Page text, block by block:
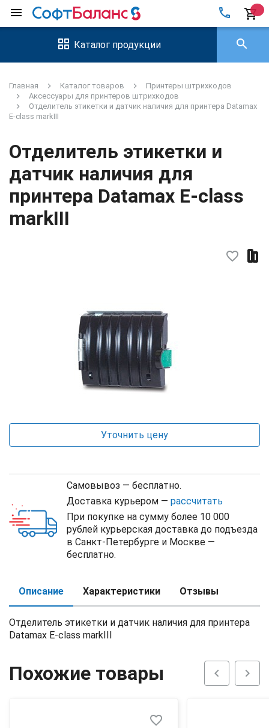
menu local_phone shopping_cart
Каталог продукции search
Главная Каталог товаров
Принтеры штрихкодов
Аксессуары для принтеров штрихкодов
Отделитель этикетки и датчик наличия для принтера Datamax
E-class markIII
Отделитель этикетки и
датчик наличия для
принтера Datamax E-class
markIII
favorite_border
Самовывоз — бесплатно.
Доставка курьером — рассчитать
При покупке на сумму более 10 000
рублей курьерская доставка до подъезда
в Санкт-Петербурге и Москве —
бесплатно.
Уточнить цену
Описание Характеристики Отзывы
Отделитель этикетки и датчик наличия для принтера
Datamax E-class markIII
Похожие товары chevron_left chevron_right
favorite_border